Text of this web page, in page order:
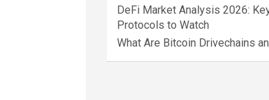
DeFi Market Analysis 2026:
Protocols to Watch
What Are Bitcoin Drivechains